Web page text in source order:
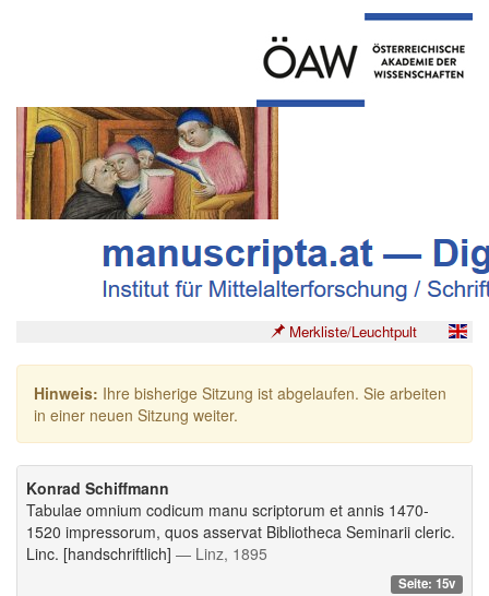
Merkliste/Leuchtpult
Hinweis: Ihre bisherige Sitzung ist abgelaufen. Sie arbeiten
in einer neuen Sitzung weiter.
Konrad Schiffmann
Tabulae omnium codicum manu scriptorum et annis 1470-
1520 impressorum, quos asservat Bibliotheca Seminarii cleric.
Linc. [handschriftlich] — Linz, 1895
Seite: 15v